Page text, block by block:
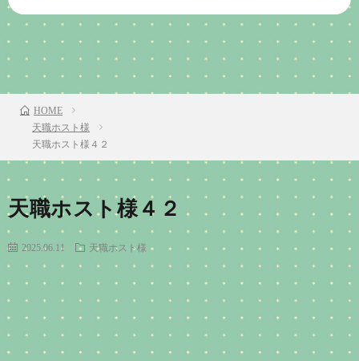
前のお話 TOP 次のお話
HOME
天職ホスト様
天職ホスト様４２
天職ホスト様４２
2025.06.11 天職ホスト様